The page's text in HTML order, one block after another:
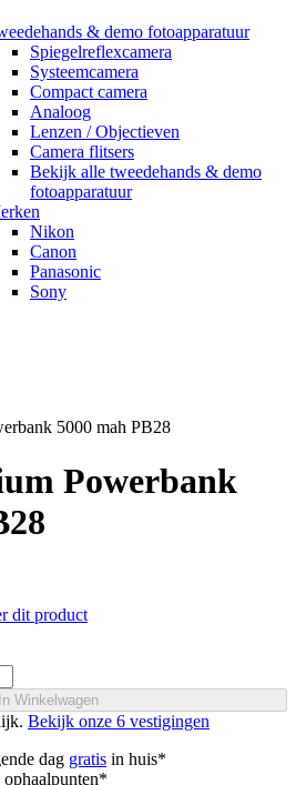
& demo fotoapparatuur
Spiegelreflexcamera
Systeemcamera
Compact camera
Analoog
Lenzen / Objectieven
Camera flitsers
Bekijk alle tweedehands & demo
fotoapparatuur
Nikon
Canon
Panasonic
Sony
5000 mah PB28
Powerbank
dit product
In Winkelwagen
Bekijk onze 6 vestigingen
dag gratis in huis*